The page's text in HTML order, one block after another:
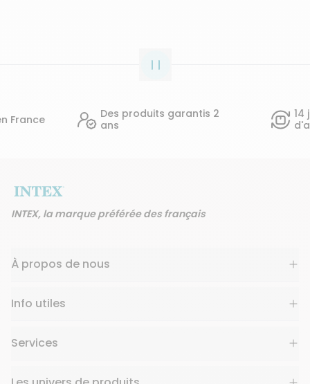
Des produits garantis 2
ans
14 jours pour
INTEX, la marque préférée des français
À propos de nous
Info utiles
Services